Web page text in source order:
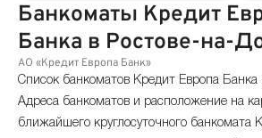
Банкоматы Кредит
Банка в Ростове-на-
АО «Кредит Европа Банк»
Список банкоматов Кредит Европа Банка
Адреса банкоматов и расположение на
ближайшего круглосуточного банкомата